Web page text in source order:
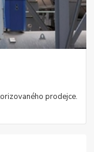
prodejce.